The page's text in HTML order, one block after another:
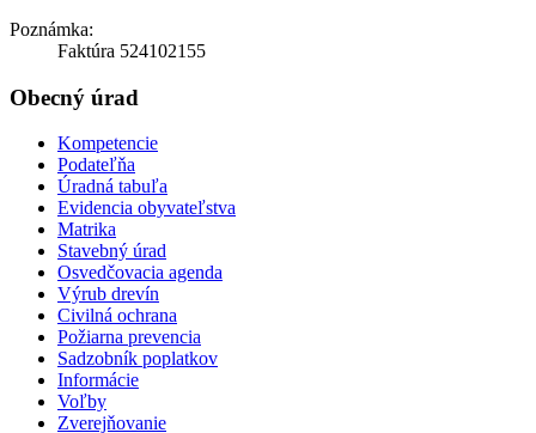
Poznámka:
Faktúra 524102155
Obecný úrad
Kompetencie
Podateľňa
Úradná tabuľa
Evidencia obyvateľstva
Matrika
Stavebný úrad
Osvedčovacia agenda
Výrub drevín
Civilná ochrana
Požiarna prevencia
Sadzobník poplatkov
Informácie
Voľby
Zverejňovanie